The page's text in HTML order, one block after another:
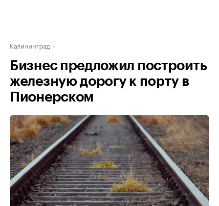
Калининград
Бизнес предложил построить
железную дорогу к порту в
Пионерском